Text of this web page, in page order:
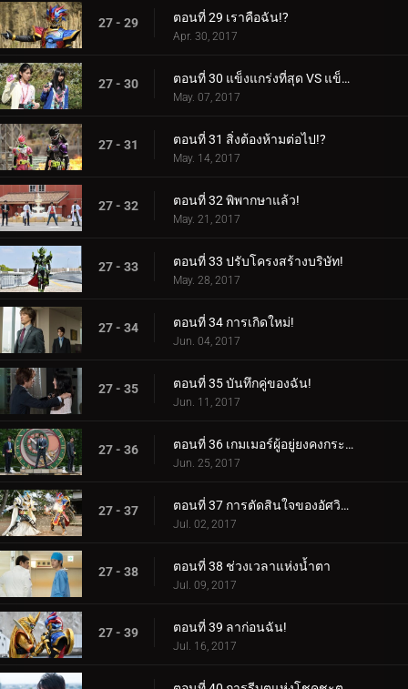
27 - 29 ตอนที่ 29 เราคือฉัน!?
Apr. 30, 2017
27 - 30 ตอนที่ 30 แข็งแกร่งที่สุด VS แข็งแกร่งที่สุด!
May. 07, 2017
27 - 31 ตอนที่ 31 สิ่งต้องห้ามต่อไป!?
May. 14, 2017
27 - 32 ตอนที่ 32 พิพากษาแล้ว!
May. 21, 2017
27 - 33 ตอนที่ 33 ปรับโครงสร้างบริษัท!
May. 28, 2017
27 - 34 ตอนที่ 34 การเกิดใหม่!
Jun. 04, 2017
27 - 35 ตอนที่ 35 บันทึกคู่ของฉัน!
Jun. 11, 2017
27 - 36 ตอนที่ 36 เกมเมอร์ผู้อยู่ยงคงกระพัน!
Jun. 25, 2017
27 - 37 ตอนที่ 37 การตัดสินใจของอัศวินขาว!
Jul. 02, 2017
27 - 38 ตอนที่ 38 ช่วงเวลาแห่งน้ำตา
Jul. 09, 2017
27 - 39 ตอนที่ 39 ลาก่อนฉัน!
Jul. 16, 2017